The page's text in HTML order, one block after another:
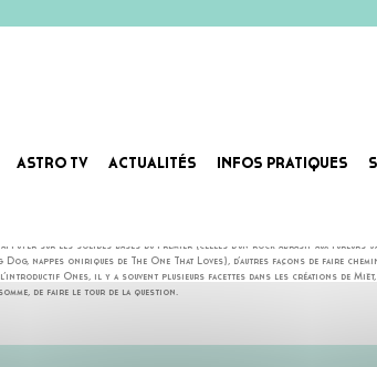
ASTRO TV ACTUALITÉS INFOS PRATIQUES
sur les solides bases du premier (celles d’un rock abrasif aux
nappes oniriques de The One That Loves), d’autres façons de faire
Ones, il y a souvent plusieurs facettes dans les créations de
de faire le tour de la question.